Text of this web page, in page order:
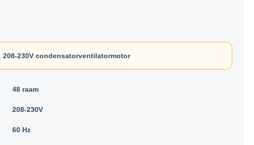
208-230V condensatorventilatormotor
48 raam
208-230V
60 Hz